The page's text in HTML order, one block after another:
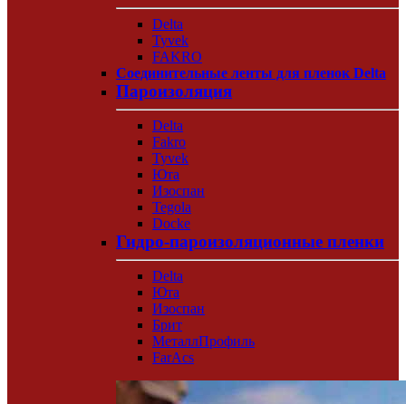
Delta
Tyvek
FAKRO
Соединительные ленты для пленок Delta
Пароизоляция
Delta
Fakro
Tyvek
Юта
Изоспан
Tegola
Docke
Гидро-пароизоляционные пленки
Delta
Юта
Изоспан
Брит
МеталлПрофиль
FarAcs